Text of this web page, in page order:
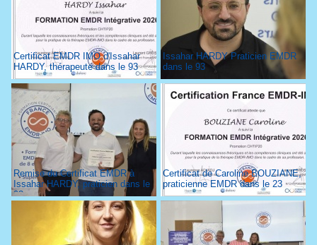
Certificat EMDR IMO d'Issahar
HARDY, thérapeute dans le 93
Issahar HARDY Praticien EMDR
dans le 93
Remise du Certificat EMDR à
Issahar HARDY, praticien dans le
93
Certificat de Caroline BOUZIANE,
praticienne EMDR dans le 23